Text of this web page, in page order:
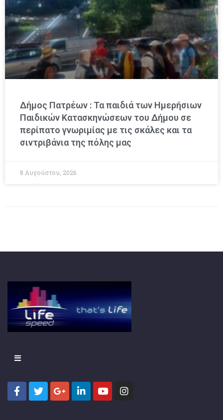
Δήμος Πατρέων : Τα παιδιά των Ημερήσιων
Παιδικών Κατασκηνώσεων του Δήμου σε
περίπατο γνωριμίας με τις σκάλες και τα
σιντριβάνια της πόλης μας
8 Αυγούστου, 2026